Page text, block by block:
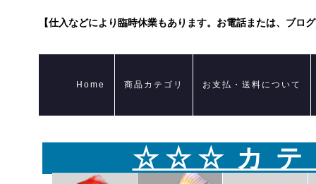
【仕入などにより臨時休業もあります。お電話または、ブロ
Home 商品カテゴリ お支払・送料について
☆ ☆ ☆ カ テ